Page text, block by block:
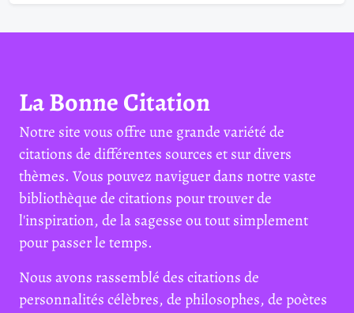
La Bonne Citation
Notre site vous offre une grande variété de
citations de différentes sources et sur divers
thèmes. Vous pouvez naviguer dans notre vaste
bibliothèque de citations pour trouver de
l'inspiration, de la sagesse ou tout simplement
pour passer le temps.
Nous avons rassemblé des citations de
personnalités célèbres, de philosophes, de poètes